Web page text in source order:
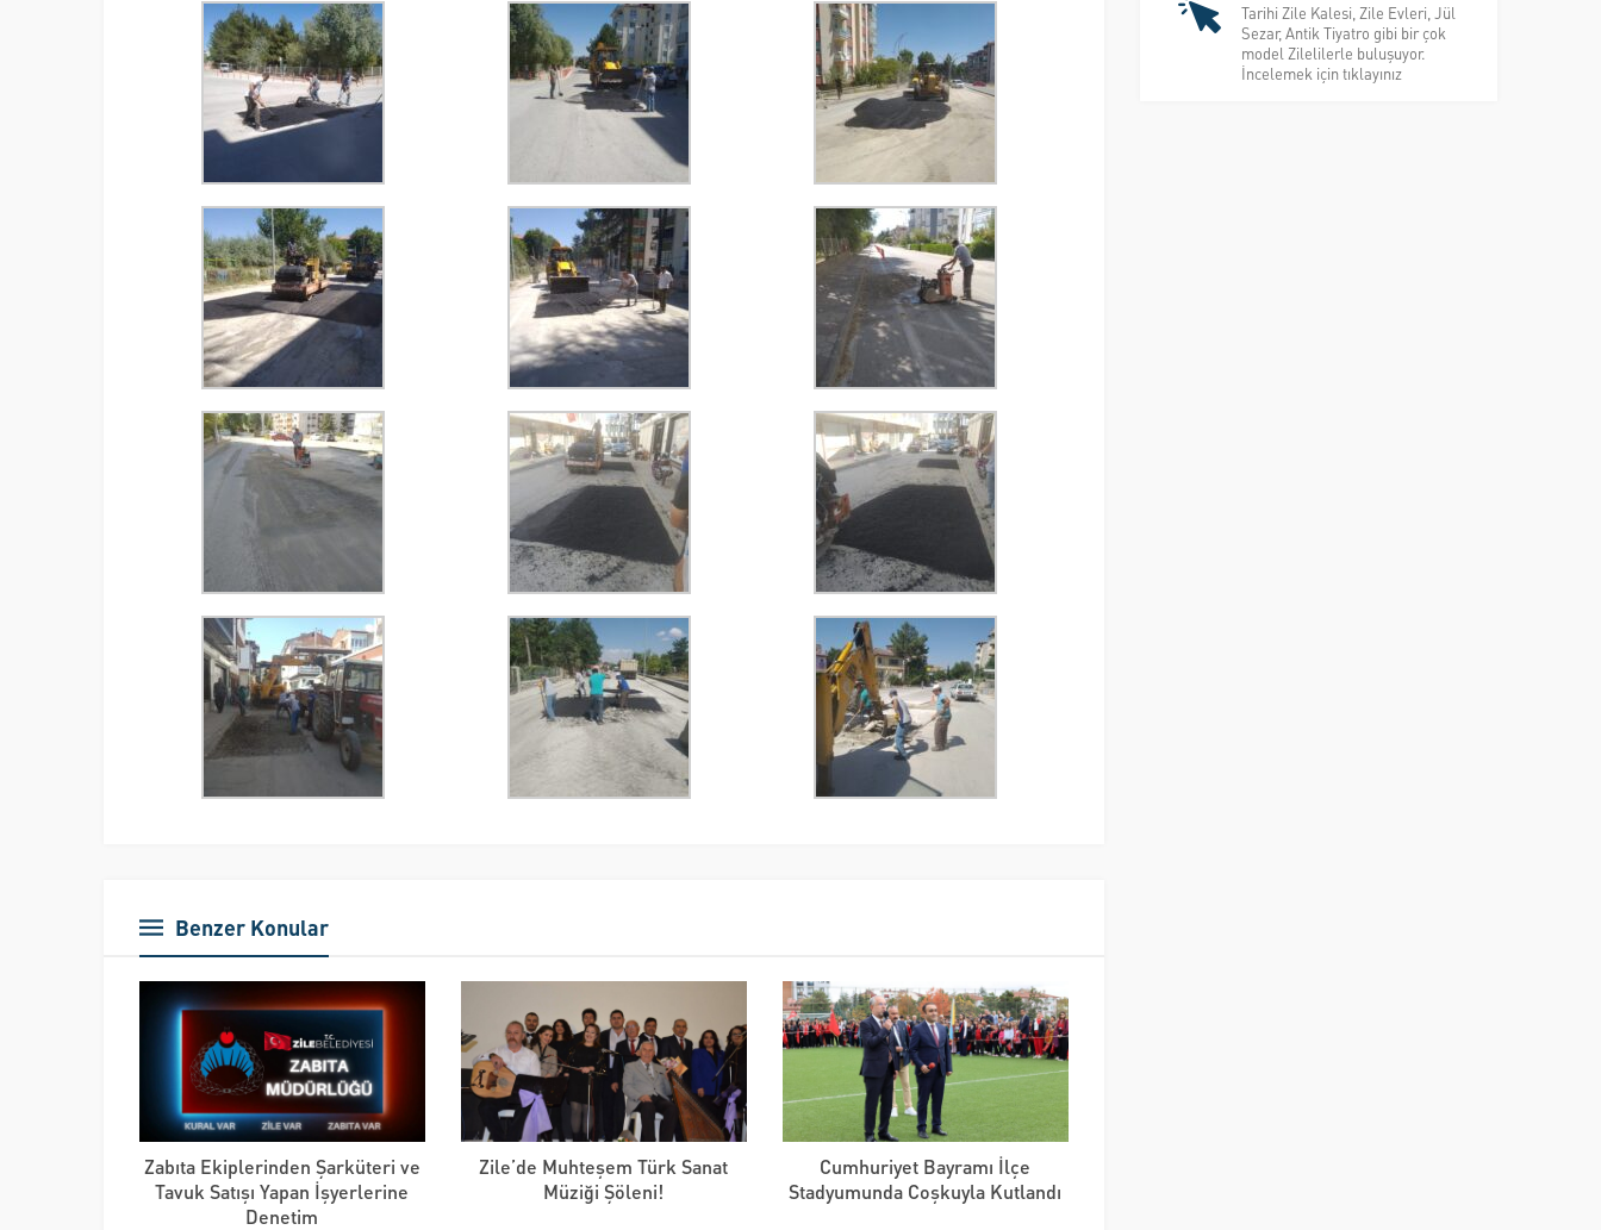
Benzer Konular
Zabıta Ekiplerinden Şarküteri ve
Tavuk Satışı Yapan İşyerlerine
Denetim
Zile’de Muhteşem Türk Sanat
Müziği Şöleni!
Cumhuriyet Bayramı İlçe
Stadyumunda Coşkuyla Kutlandı
Tarihi Zile Kalesi, Zile Evleri, Jül
Sezar, Antik Tiyatro gibi bir çok
model Zilelilerle buluşuyor.
İncelemek için tıklayınız